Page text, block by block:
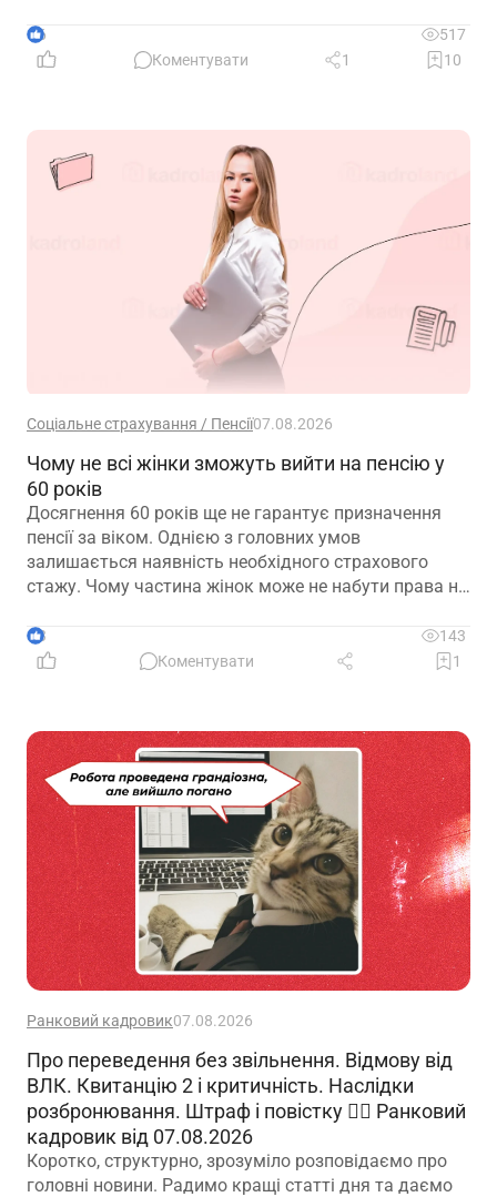
6
517
Коментувати
1 10
Соціальне страхування / Пенсії07.08.2026
Чому не всі жінки зможуть вийти на пенсію у
60 років
Досягнення 60 років ще не гарантує призначення
пенсії за віком. Однією з головних умов
залишається наявність необхідного страхового
стажу. Чому частина жінок може не набути права на
законодавство – розглянуто в матеріалі
3
143
Коментувати
1
Ранковий кадровик07.08.2026
Про переведення без звільнення. Відмову від
ВЛК. Квитанцію 2 і критичність. Наслідки
розбронювання. Штраф і повістку 🙋‍♀️ Ранковий
кадровик від 07.08.2026
Коротко, структурно, зрозуміло розповідаємо про
головні новини. Радимо кращі статті дня та даємо